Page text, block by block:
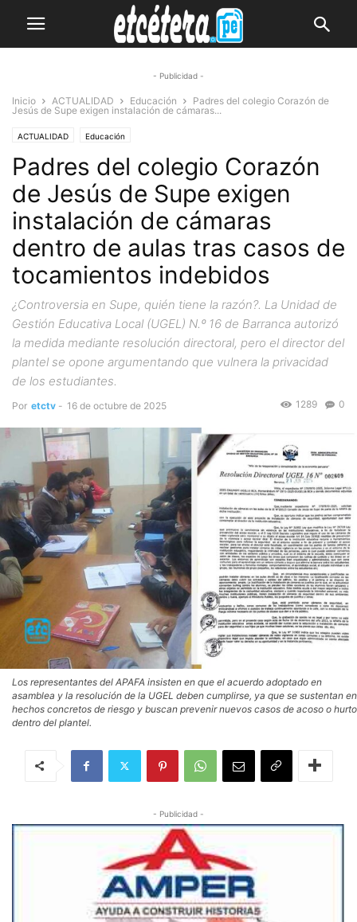
- Publicidad -
Inicio ACTUALIDAD Educación
Padres del colegio Corazón de
Jesús de Supe exigen instalación de cámaras...
ACTUALIDAD Educación
Padres del colegio Corazón
de Jesús de Supe exigen
instalación de cámaras
dentro de aulas tras casos de
tocamientos indebidos
¿Controversia en Supe, quién tiene la razón?. La Unidad de
Gestión Educativa Local (UGEL) N.º 16 de Barranca autorizó
la medida mediante resolución directoral, pero el director del
plantel se opone argumentando que vulnera la privacidad
de los estudiantes.
Por etctv - 16 de octubre de 2025 0
1289
Los representantes del APAFA insisten en que el acuerdo adoptado en
asamblea y la resolución de la UGEL deben cumplirse, ya que se sustentan en
hechos concretos de riesgo y buscan prevenir nuevos casos de acoso o hurto
dentro del plantel.
- Publicidad -